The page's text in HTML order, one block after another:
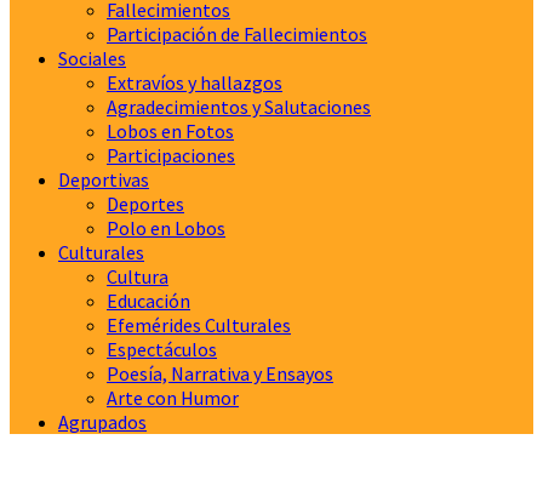
Fallecimientos
Participación de Fallecimientos
Sociales
Extravíos y hallazgos
Agradecimientos y Salutaciones
Lobos en Fotos
Participaciones
Deportivas
Deportes
Polo en Lobos
Culturales
Cultura
Educación
Efemérides Culturales
Espectáculos
Poesía, Narrativa y Ensayos
Arte con Humor
Agrupados